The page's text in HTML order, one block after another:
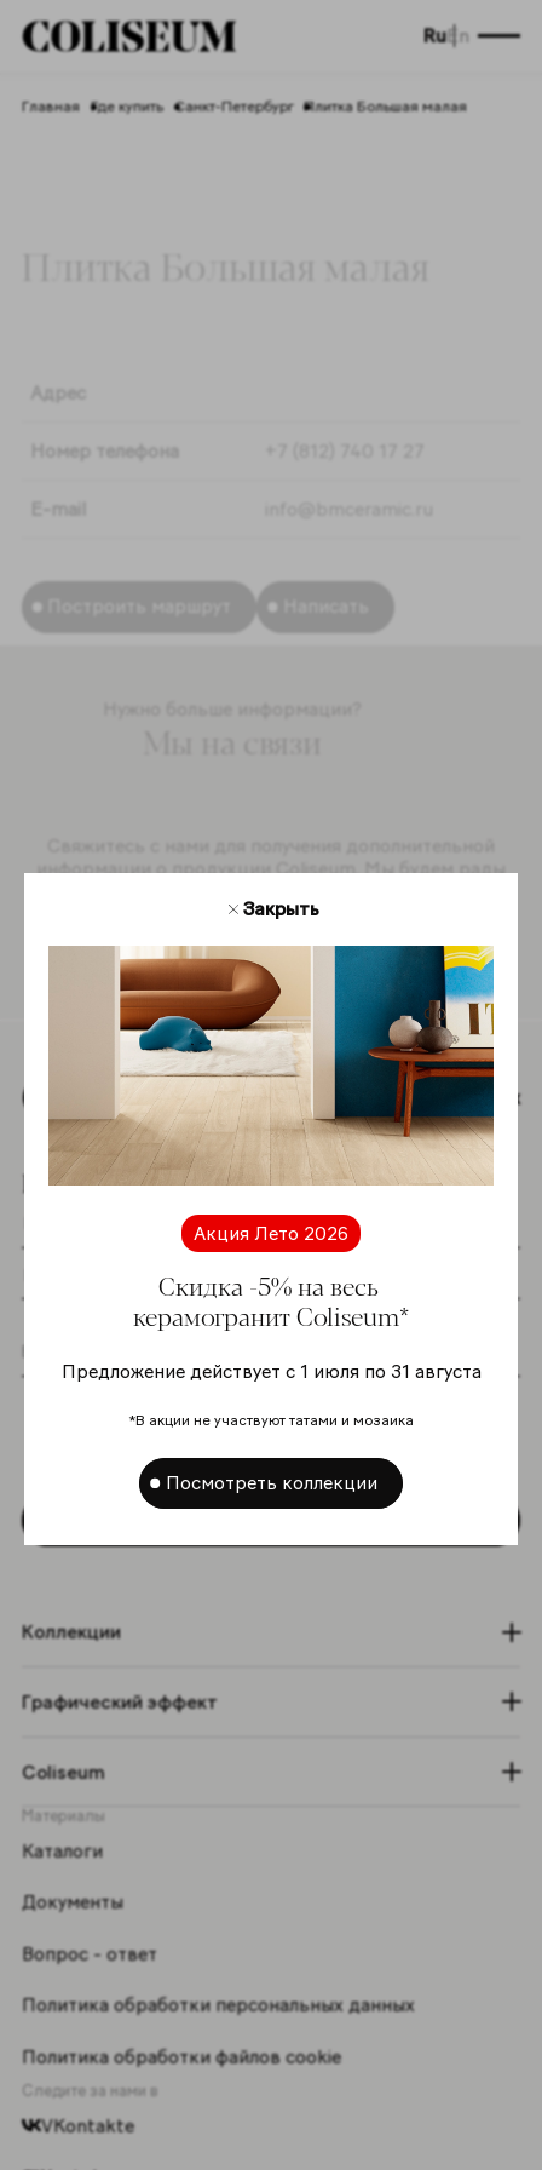
RuEn
Главная Где купить Санкт-Петербург Плитка Большая малая
Плитка Большая малая
Построить маршрут Написать
ответить на ваши вопросы.
Обратная связь
Закрыть
Акция Лето 2026
Скидка -5% на весь
керамогранит Coliseum*
Предложение действует с 1 июля по 31 августа
*В акции не участвуют татами и мозаика
Посмотреть коллекции
Наверх
Подпишитесь на новостную рассылку
Я даю согласие на хранение и обработку
моих персональных данных согласно
Политике в отношении обработки
персональных данных*
Коллекции
Графический эффект
Coliseum
Материалы
Каталоги
Документы
Вопрос - ответ
Политика обработки персональных данных
Политика обработки файлов cookie
Следите за нами в
VKontakte